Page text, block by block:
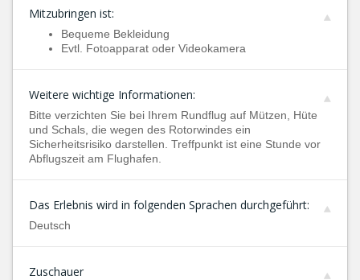
Mitzubringen ist:
Bequeme Bekleidung
Evtl. Fotoapparat oder Videokamera
Weitere wichtige Informationen:
Bitte verzichten Sie bei Ihrem Rundflug auf Mützen, Hüte
und Schals, die wegen des Rotorwindes ein
Sicherheitsrisiko darstellen. Treffpunkt ist eine Stunde vor
Abflugszeit am Flughafen.
Das Erlebnis wird in folgenden Sprachen durchgeführt:
Deutsch
Zuschauer